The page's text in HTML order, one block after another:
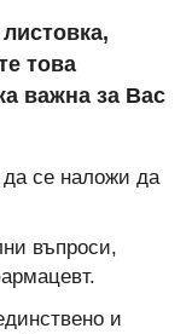
това
важна за Вас
се наложи да
въпроси,
и